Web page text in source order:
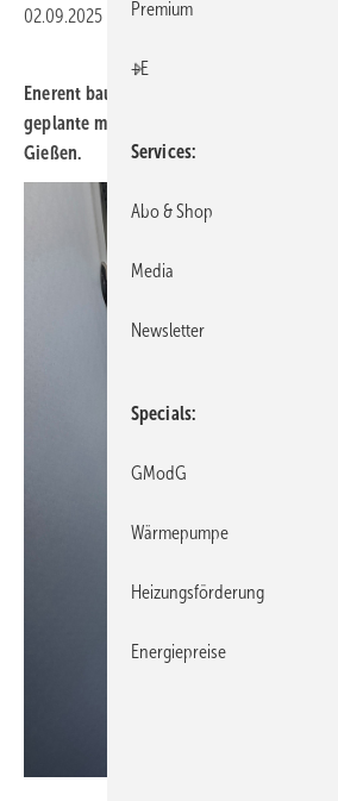
02.09.2025 Druckvorschau
Enerent baut am Standort Gottmadingen
geplante mobile Biomasse-Heizzentrale
Gießen.
Premium
+E
Services
Abo & Shop
Media
Newsletter
Specials
GModG
Wärmepumpe
Heizungsförderung
Energiepreise